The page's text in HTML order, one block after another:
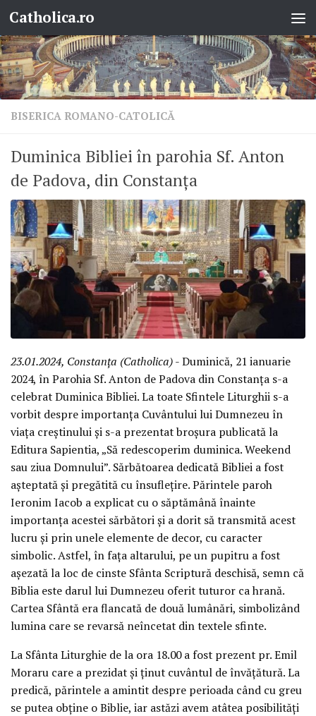
Skip to content
Catholica.ro
BISERICA ROMANO-CATOLICĂ
Duminica Bibliei în parohia Sf. Anton
de Padova, din Constanța
23.01.2024, Constanța (Catholica)- Duminică, 21 ianuarie
2024, în Parohia Sf. Anton de Padova din Constanța s-a
celebrat Duminica Bibliei. La toate Sfintele Liturghii s-a
vorbit despre importanța Cuvântului lui Dumnezeu în
viața creștinului și s-a prezentat broșura publicată la
Editura Sapientia, „Să redescoperim duminica. Weekend
sau ziua Domnului”. Sărbătoarea dedicată Bibliei a fost
așteptată și pregătită cu însuflețire. Părintele paroh
Ieronim Iacob a explicat cu o săptămână înainte
importanța acestei sărbători și a dorit să transmită acest
lucru și prin unele elemente de decor, cu caracter
simbolic. Astfel, în fața altarului, pe un pupitru a fost
așezată la loc de cinste Sfânta Scriptură deschisă, semn că
Biblia este darul lui Dumnezeu oferit tuturor ca hrană.
Cartea Sfântă era flancată de două lumânări, simbolizând
lumina care se revarsă neîncetat din textele sfinte.
La Sfânta Liturghie de la ora 18.00 a fost prezent pr. Emil
Moraru care a prezidat și ținut cuvântul de învățătură. La
predică, părintele a amintit despre perioada când cu greu
se putea obține o Biblie, iar astăzi avem atâtea posibilități